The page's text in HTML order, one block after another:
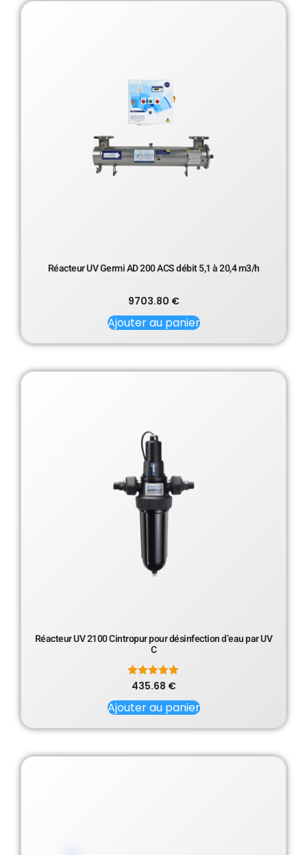
Réacteur UV Germi AD 200 ACS débit 5,1 à 20,4 m3/h
9703.80 €
Ajouter au panier
Réacteur UV 2100 Cintropur pour désinfection d’eau par UV
C
Note
sur 5
435.68 €
Ajouter au panier